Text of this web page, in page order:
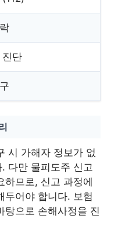
진단
시 가해자 정보가 없
다만 물피도주 신고
하므로, 신고 과정에
두어야 합니다. 보험
탕으로 손해사정을 진